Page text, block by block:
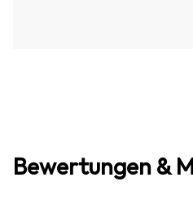
Bewertungen &